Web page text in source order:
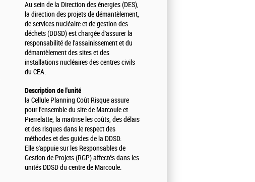
Au sein de la Direction des énergies (DES),
la direction des projets de démantèlement,
de services nucléaire et de gestion des
déchets (DDSD) est chargée d'assurer la
responsabilité de l'assainissement et du
démantèlement des sites et des
installations nucléaires des centres civils
du CEA.
Description de l'unité
la Cellule Planning Coût Risque assure
pour l'ensemble du site de Marcoule et
Pierrelatte, la maitrise les coûts, des délais
et des risques dans le respect des
méthodes et des guides de la DDSD.
Elle s'appuie sur les Responsables de
Gestion de Projets (RGP) affectés dans les
unités DDSD du centre de Marcoule.